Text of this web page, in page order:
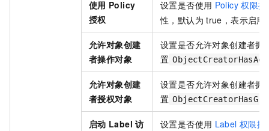
使用 Policy
授权
设置是否使用 Policy 权限
性，默认为 true，表示启用
允许对象创建
者操作对象
设置是否允许对象创建者拥
置
允许对象创建
者授权对象
设置是否允许对象创建者拥
置
启动 Label 访
设置是否使用 Label 权限控